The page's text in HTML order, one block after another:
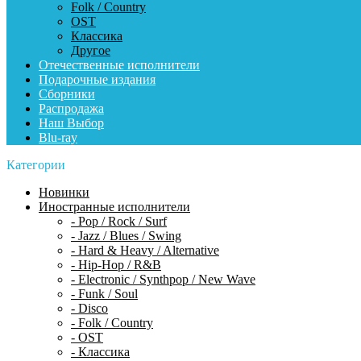
Folk / Country
OST
Классика
Другое
Отечественные исполнители
Подарочные издания
Сборники
Распродажа
Наш Выбор
Blu-ray
Категории
Новинки
Иностранные исполнители
- Pop / Rock / Surf
- Jazz / Blues / Swing
- Hard & Heavy / Alternative
- Hip-Hop / R&B
- Electronic / Synthpop / New Wave
- Funk / Soul
- Disco
- Folk / Country
- OST
- Классика